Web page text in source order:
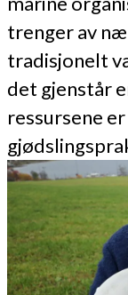
trenger av
tradisjonelt
det gjenstår
ressursene